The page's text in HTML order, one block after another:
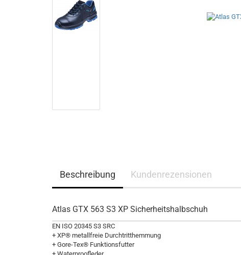
Beschreibung Kundenrezensionen
Atlas GTX 563 S3 XP Sicherheitshalbschuh
EN ISO 20345 S3 SRC
+ XP® metallfreie Durchtritthemmung
+ Gore-Tex® Funktionsfutter